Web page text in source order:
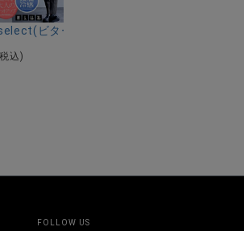
ャツ＆イージーパンツ/全2色
ョッパーパンツ/全4色
ビターセレクト)接触冷感スーパース
込)
FOLLOW US